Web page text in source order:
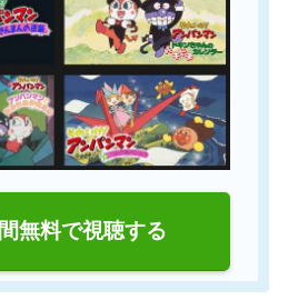
無料で視聴する